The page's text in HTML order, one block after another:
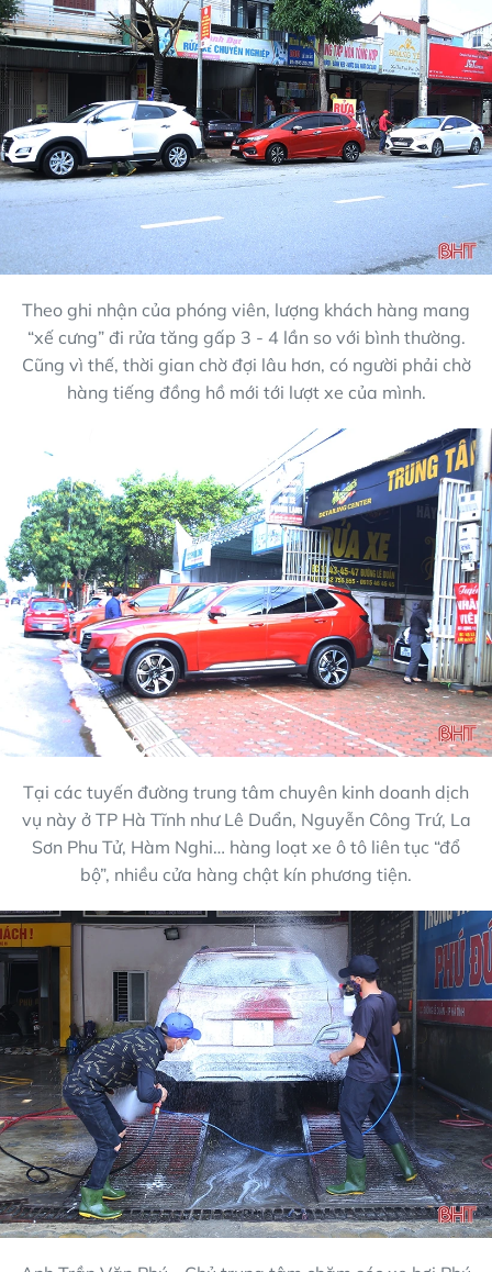
Theo ghi nhận của phóng viên, lượng khách hàng mang
“xế cưng” đi rửa tăng gấp 3 - 4 lần so với bình thường.
Cũng vì thế, thời gian chờ đợi lâu hơn, có người phải chờ
hàng tiếng đồng hồ mới tới lượt xe của mình.
Tại các tuyến đường trung tâm chuyên kinh doanh dịch
vụ này ở TP Hà Tĩnh như Lê Duẩn, Nguyễn Công Trứ, La
Sơn Phu Tử, Hàm Nghi… hàng loạt xe ô tô liên tục “đổ
bộ”, nhiều cửa hàng chật kín phương tiện.